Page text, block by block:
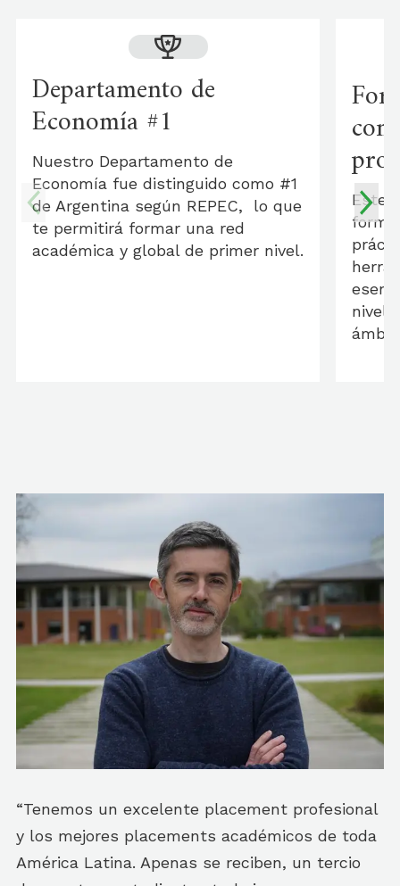
Departamento de
Economía #1
Nuestro Departamento de
Economía fue distinguido como #1
de Argentina según REPEC, lo que
te permitirá formar una red
académica y global de primer nivel.
Este
nivel
“Tenemos un excelente placement profesional
y los mejores placements académicos de toda
América Latina. Apenas se reciben, un tercio